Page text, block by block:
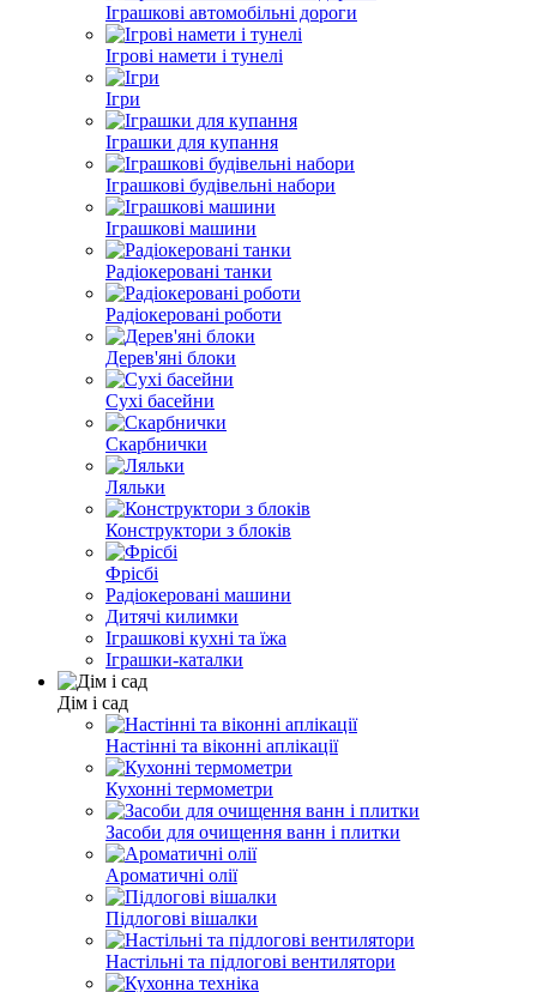
Іграшкові автомобільні дороги
Ігрові намети і тунелі
Ігри
Іграшки для купання
Іграшкові будівельні набори
Іграшкові машини
Радіокеровані танки
Радіокеровані роботи
Дерев'яні блоки
Сухі басейни
Скарбнички
Ляльки
Конструктори з блоків
Фрісбі
Радіокеровані машини
Дитячі килимки
Іграшкові кухні та їжа
Іграшки-каталки
Дім і сад
Настінні та віконні аплікації
Кухонні термометри
Засоби для очищення ванн і плитки
Ароматичні олії
Підлогові вішалки
Настільні та підлогові вентилятори